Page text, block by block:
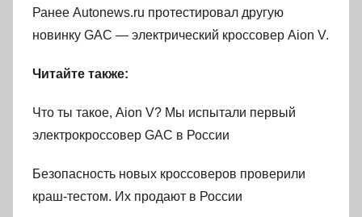
Ранее Autonews.ru протестировал другую
новинку GAC — электрический кроссовер Aion V.
Читайте также:
Что ты такое, Aion V? Мы испытали первый
электрокроссовер GAC в России
Безопасность новых кроссоверов проверили
краш-тестом. Их продают в России